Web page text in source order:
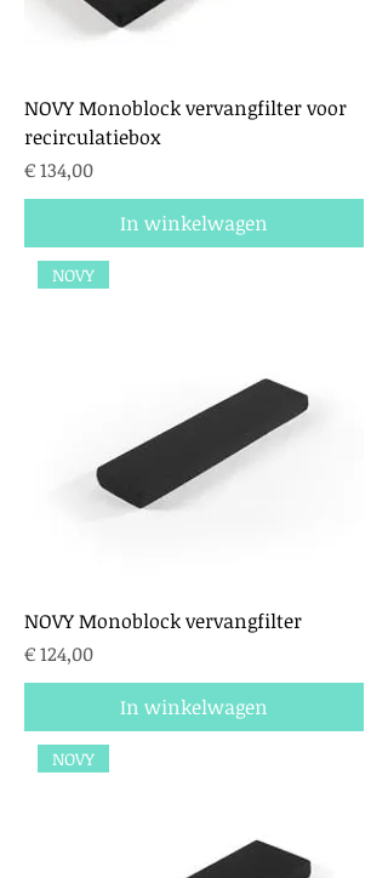
NOVY Monoblock vervangfilter voor
recirculatiebox
Prijs
€ 134,00
In winkelwagen
NOVY
NOVY Monoblock vervangfilter
Prijs
€ 124,00
In winkelwagen
NOVY